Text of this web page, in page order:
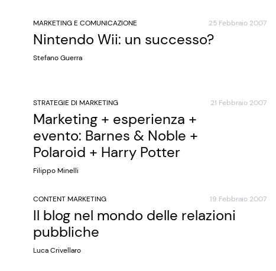
MARKETING E COMUNICAZIONE 25 Febbraio 2007
Nintendo Wii: un successo?
Stefano Guerra
STRATEGIE DI MARKETING 21 Febbraio 2007
Marketing + esperienza +
evento: Barnes & Noble +
Polaroid + Harry Potter
Filippo Minelli
CONTENT MARKETING 19 Febbraio 2007
Il blog nel mondo delle relazioni
pubbliche
Luca Crivellaro